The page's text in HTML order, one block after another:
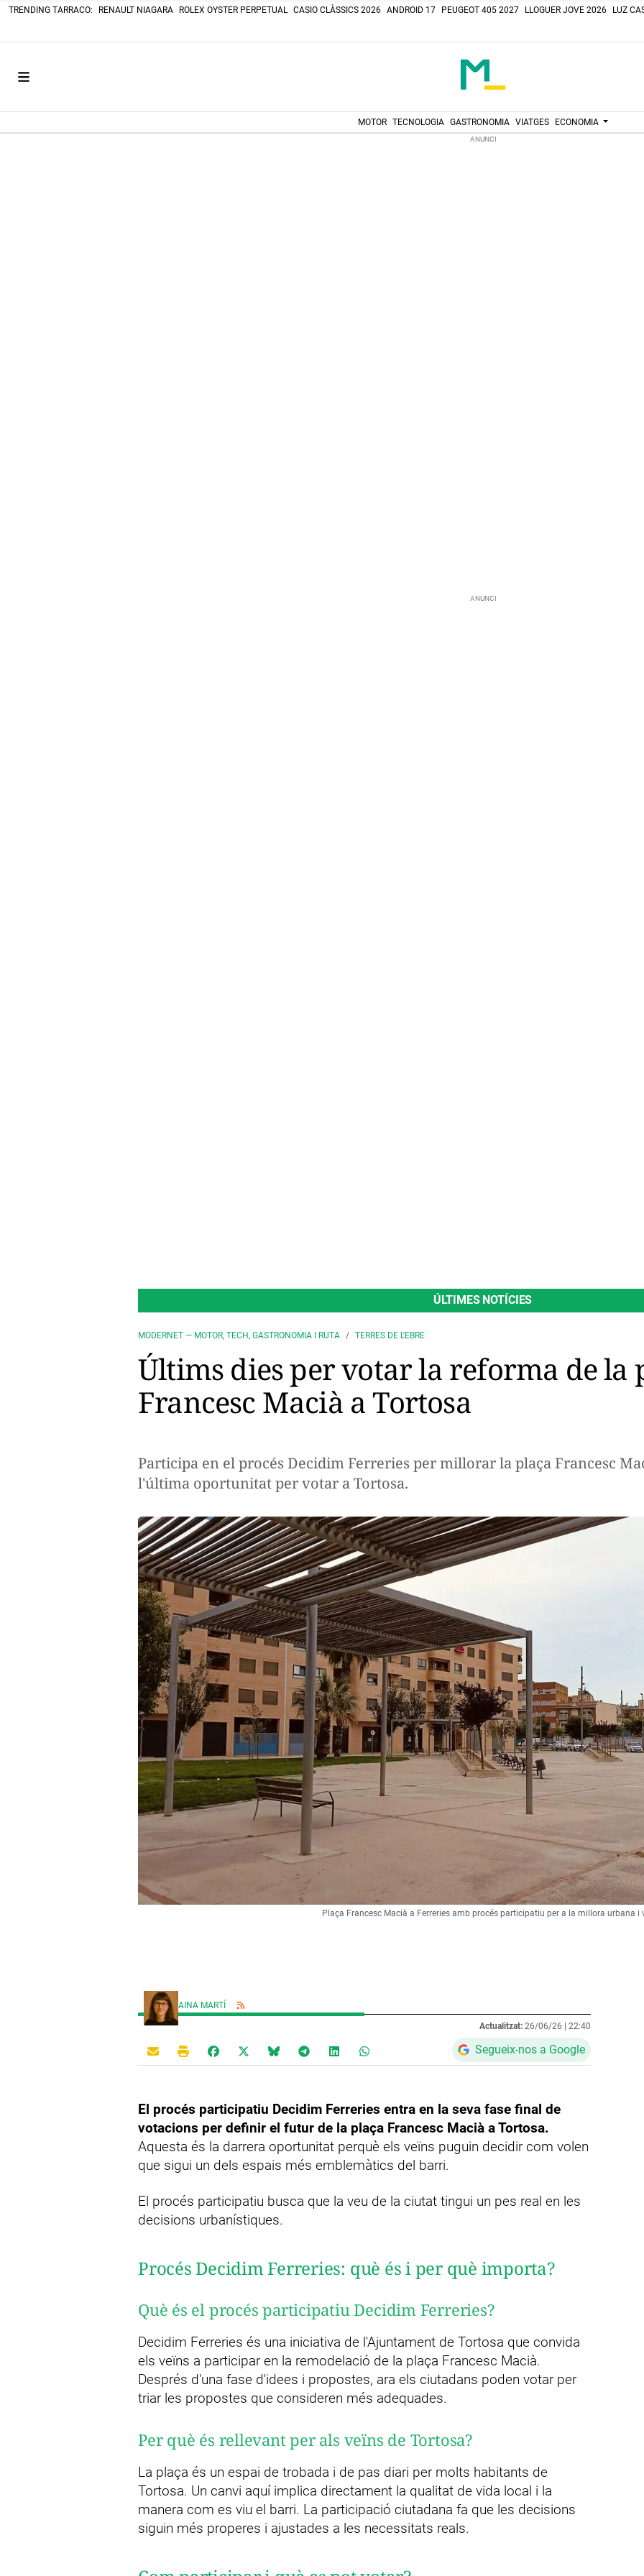
TRENDING TARRACO: RENAULT NIAGARA ROLEX OYSTER PERPETUAL CASIO CLÀSSICS 2026 ANDROID 17 PEUGEOT 405 2027 LLOGUER JOVE 2026 LUZ
MOTOR TECNOLOGIA GASTRONOMIA VIATGES ECONOMIA
ÚLTIMES NOTÍCIES
MODERNET — MOTOR, TECH, GASTRONOMIA I RUTA TERRES DE L'EBRE
Últims dies per votar la reforma de la
Francesc Macià a Tortosa
Participa en el procés Decidim Ferreries per millorar la plaça Francesc
l'última oportunitat per votar a Tortosa.
Plaça Francesc Macià a Ferreries amb procés participatiu per a la millora urbana
AINA MARTÍ
Actualitzat: 26/06/26 | 22:40
Segueix-nos a Google
El procés participatiu Decidim Ferreries entra en la seva fase final de
votacions per definir el futur de la plaça Francesc Macià a Tortosa.
Aquesta és la darrera oportunitat perquè els veïns puguin decidir com volen
que sigui un dels espais més emblemàtics del barri.
El procés participatiu busca que la veu de la ciutat tingui un pes real en les
decisions urbanístiques.
Procés Decidim Ferreries: què és i per què importa?
Què és el procés participatiu Decidim Ferreries?
Decidim Ferreries és una iniciativa de l'Ajuntament de Tortosa que convida
els veïns a participar en la remodelació de la plaça Francesc Macià.
Després d'una fase d'idees i propostes, ara els ciutadans poden votar per
triar les propostes que consideren més adequades.
Per què és rellevant per als veïns de Tortosa?
La plaça és un espai de trobada i de pas diari per molts habitants de
Tortosa. Un canvi aquí implica directament la qualitat de vida local i la
manera com es viu el barri. La participació ciutadana fa que les decisions
siguin més properes i ajustades a les necessitats reals.